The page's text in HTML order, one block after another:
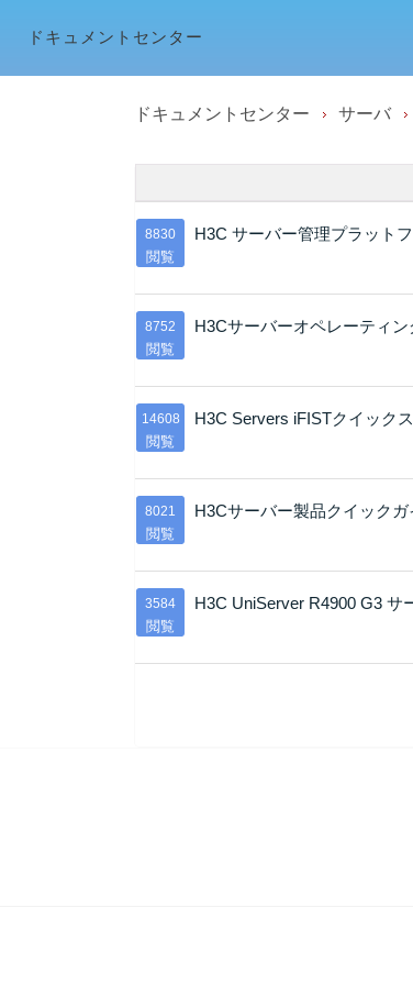
ドキュメントセンター
ドキュメントセンター サーバ
8830
閲覧
H3C サーバー管理プラット
8752
閲覧
H3Cサーバーオペレーティ
14608
閲覧
H3C Servers iFISTクイック
8021
閲覧
H3Cサーバー製品クイックガ
3584
閲覧
H3C UniServer R4900 G3 サ